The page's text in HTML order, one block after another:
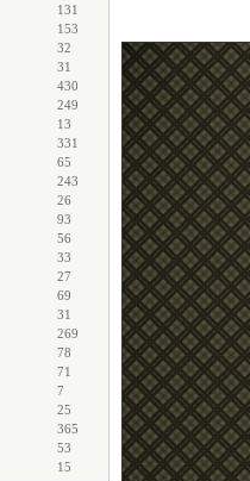
131
153
32
31
430
249
13
331
65
243
26
93
56
33
27
69
31
269
78
71
7
25
365
53
15